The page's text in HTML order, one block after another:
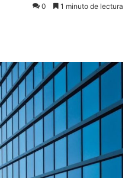
0 1 minuto de lectura